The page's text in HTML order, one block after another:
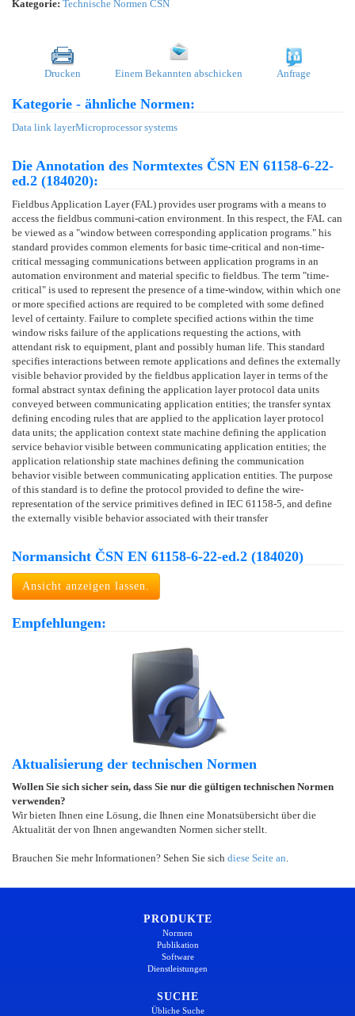
Kategorie: Technische Normen ČSN
Drucken Einem Bekannten abschicken Anfrage
Kategorie - ähnliche Normen:
Data link layerMicroprocessor systems
Die Annotation des Normtextes ČSN EN 61158-6-22-
ed.2 (184020):
Fieldbus Application Layer (FAL) provides user programs with a means to
access the fieldbus communi-cation environment. In this respect, the FAL can
be viewed as a "window between corresponding application programs." his
standard provides common elements for basic time-critical and non-time-
critical messaging communications between application programs in an
automation environment and material specific to fieldbus. The term "time-
critical" is used to represent the presence of a time-window, within which one
or more specified actions are required to be completed with some defined
level of certainty. Failure to complete specified actions within the time
window risks failure of the applications requesting the actions, with
attendant risk to equipment, plant and possibly human life. This standard
specifies interactions between remote applications and defines the externally
visible behavior provided by the fieldbus application layer in terms of the
formal abstract syntax defining the application layer protocol data units
conveyed between communicating application entities; the transfer syntax
defining encoding rules that are applied to the application layer protocol
data units; the application context state machine defining the application
service behavior visible between communicating application entities; the
application relationship state machines defining the communication
behavior visible between communicating application entities. The purpose
of this standard is to define the protocol provided to define the wire-
representation of the service primitives defined in IEC 61158-5, and define
the externally visible behavior associated with their transfer
Normansicht ČSN EN 61158-6-22-ed.2 (184020)
Ansicht anzeigen lassen.
Empfehlungen:
Aktualisierung der technischen Normen
Wollen Sie sich sicher sein, dass Sie nur die gültigen technischen Normen
verwenden?
Wir bieten Ihnen eine Lösung, die Ihnen eine Monatsübersicht über die
Aktualität der von Ihnen angewandten Normen sicher stellt.
Brauchen Sie mehr Informationen? Sehen Sie sich diese Seite an
PRODUKTE
Normen
Publikation
Software
Dienstleistungen
SUCHE
Übliche Suche